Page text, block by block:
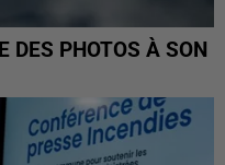
DES PHOTOS À SON